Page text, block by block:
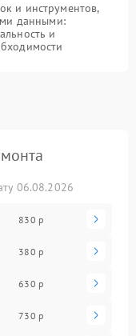
и инструментов,
данными:
и
06.08.2026
830 р
380 р
630 р
730 р